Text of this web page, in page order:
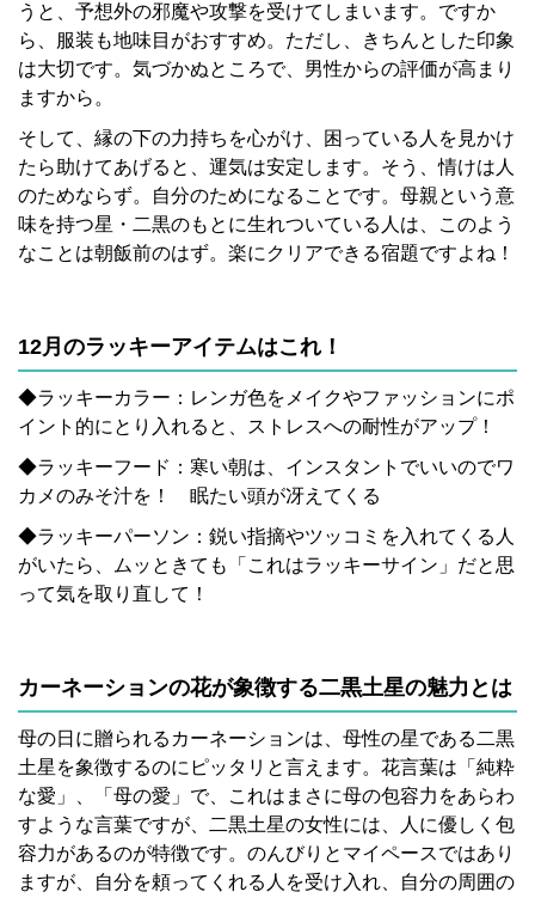
うと、予想外の邪魔や攻撃を受けてしまいます。ですか
ら、服装も地味目がおすすめ。ただし、きちんとした印象
は大切です。気づかぬところで、男性からの評価が高まり
ますから。
そして、縁の下の力持ちを心がけ、困っている人を見かけ
たら助けてあげると、運気は安定します。そう、情けは人
のためならず。自分のためになることです。母親という意
味を持つ星・二黒のもとに生れついている人は、このよう
なことは朝飯前のはず。楽にクリアできる宿題ですよね！
12月のラッキーアイテムはこれ！
◆ラッキーカラー：レンガ色をメイクやファッションにポ
イント的にとり入れると、ストレスへの耐性がアップ！
◆ラッキーフード：寒い朝は、インスタントでいいのでワ
カメのみそ汁を！ 眠たい頭が冴えてくる
◆ラッキーパーソン：鋭い指摘やツッコミを入れてくる人
がいたら、ムッときても「これはラッキーサイン」だと思
って気を取り直して！
カーネーションの花が象徴する二黒土星の魅力とは
母の日に贈られるカーネーションは、母性の星である二黒
土星を象徴するのにピッタリと言えます。花言葉は「純粋
な愛」、「母の愛」で、これはまさに母の包容力をあらわ
すような言葉ですが、二黒土星の女性には、人に優しく包
容力があるのが特徴です。のんびりとマイペースではあり
ますが、自分を頼ってくれる人を受け入れ、自分の周囲の